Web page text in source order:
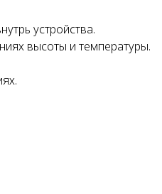
устройства.
высоты и температуры.